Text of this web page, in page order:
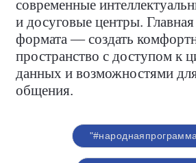
современные
и досуговые центры. Главная
формата — создать
пространство с доступом к
данных и возможностями
общения.